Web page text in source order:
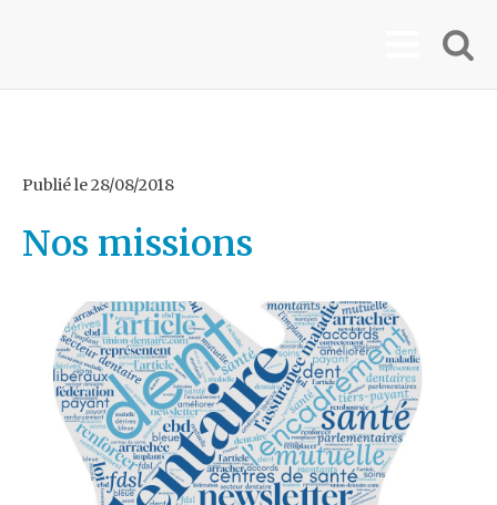
Publié le28/08/2018
Nos missions